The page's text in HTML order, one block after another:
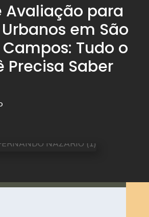
Avaliação para
em São
Tudo o
Precisa Saber